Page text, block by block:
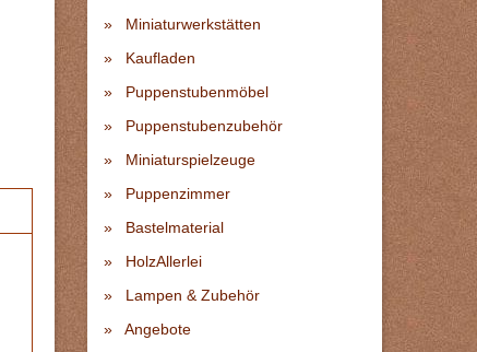
Miniaturwerkstätten
Kaufladen
Puppenstubenmöbel
Puppenstubenzubehör
Miniaturspielzeuge
Puppenzimmer
Bastelmaterial
HolzAllerlei
Lampen & Zubehör
Angebote